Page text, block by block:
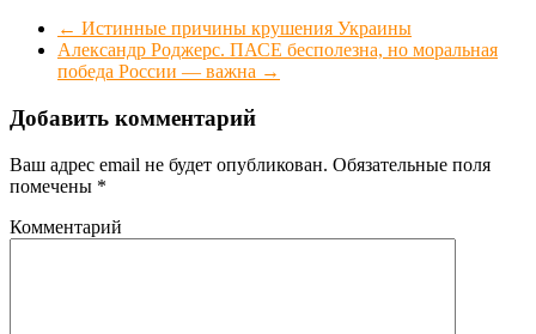
← Истинные причины крушения Украины
Александр Роджерс. ПАСЕ бесполезна, но моральная
победа России — важна →
Добавить комментарий
Ваш адрес email не будет опубликован. Обязательные поля
помечены *
Комментарий